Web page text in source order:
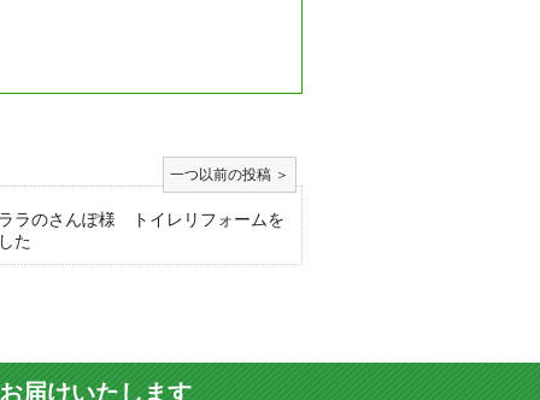
ラのさんぽ様 トイレリフォームを
た
届けいたします